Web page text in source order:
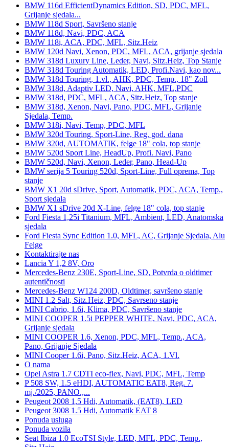
BMW 116d EfficientDynamics Edition, SD, PDC, MFL,
Grijanje sjedala...
BMW 118d Sport, Savršeno stanje
BMW 118d, Navi, PDC, ACA
BMW 118i, ACA, PDC, MFL, Sitz.Heiz
BMW 120d Navi, Xenon, PDC, MFL, ACA, grijanje sjedala
BMW 318d Luxury Line, Leder, Navi, Sitz.Heiz, Top Stanje
BMW 318d Touring Automatik, LED, Profi.Navi, kao nov...
BMW 318d Touring, 1.vl., AHK, PDC, Temp., 18" Zoll
BMW 318d, Adaptiv LED, Navi, AHK, MFL,PDC
BMW 318d, PDC, MFL, ACA, Sitz.Heiz, Top stanje
BMW 318d, Xenon, Navi, Pano, PDC, MFL, Grijanje
Sjedala, Temp.
BMW 318i, Navi, Temp, PDC, MFL
BMW 320d Touring, Sport-Line, Reg. god. dana
BMW 320d, AUTOMATIK, felge 18" cola, top stanje
BMW 520d Sport Line, HeadUp, Profi. Navi, Pano
BMW 520d, Navi, Xenon, Leder, Pano, Head-Up
BMW serija 5 Touring 520d, Sport-Line, Full oprema, Top
stanje
BMW X1 20d sDrive, Sport, Automatik, PDC, ACA, Temp.,
Sport sjedala
BMW X1 sDrive 20d X-Line, felge 18" cola, top stanje
Ford Fiesta 1,25i Titanium, MFL, Ambient, LED, Anatomska
sjedala
Ford Fiesta Sync Edition 1.0, MFL, AC, Grijanje Sjedala, Alu
Felge
Kontaktirajte nas
Lancia Y 1,2 8V, Oro
Mercedes-Benz 230E, Sport-Line, SD, Potvrda o oldtimer
autentičnosti
Mercedes-Benz W124 200D, Oldtimer, savršeno stanje
MINI 1.2 Salt, Sitz.Heiz, PDC, Savrseno stanje
MINI Cabrio, 1.6i, Klima, PDC, Savršeno stanje
MINI COOPER 1.5i PEPPER WHITE, Navi, PDC, ACA,
Grijanje sjedala
MINI COOPER 1.6, Xenon, PDC, MFL, Temp., ACA,
Pano, Grijanje Sjedala
MINI Cooper 1.6i, Pano, Sitz.Heiz, ACA, 1.Vl.
O nama
Opel Astra 1.7 CDTI eco-flex, Navi, PDC, MFL, Temp
P 508 SW, 1.5 eHDI, AUTOMATIC EAT8, Reg. 7.
mj./2025, PANO.,...
Peugeot 2008 1,5 Hdi, Automatik, (EAT8), LED
Peugeot 3008 1.5 Hdi, Automatik EAT 8
Ponuda usluga
Ponuda vozila
Seat Ibiza 1.0 EcoTSI Style, LED, MFL, PDC, Temp.,